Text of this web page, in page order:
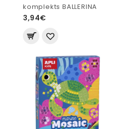
komplekts BALLERINA
3,94€